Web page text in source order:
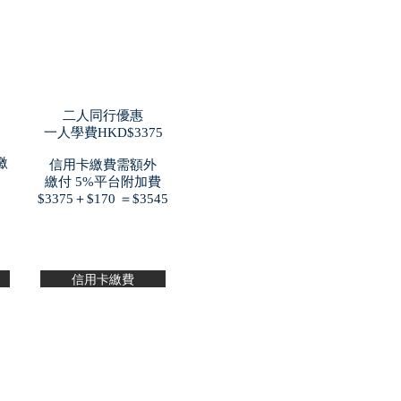
二人同行優惠
一人學費​HKD$3375
信用卡繳費需額外
繳付 5%平台附加費
$3375＋$170 ＝$3545
信用卡繳費